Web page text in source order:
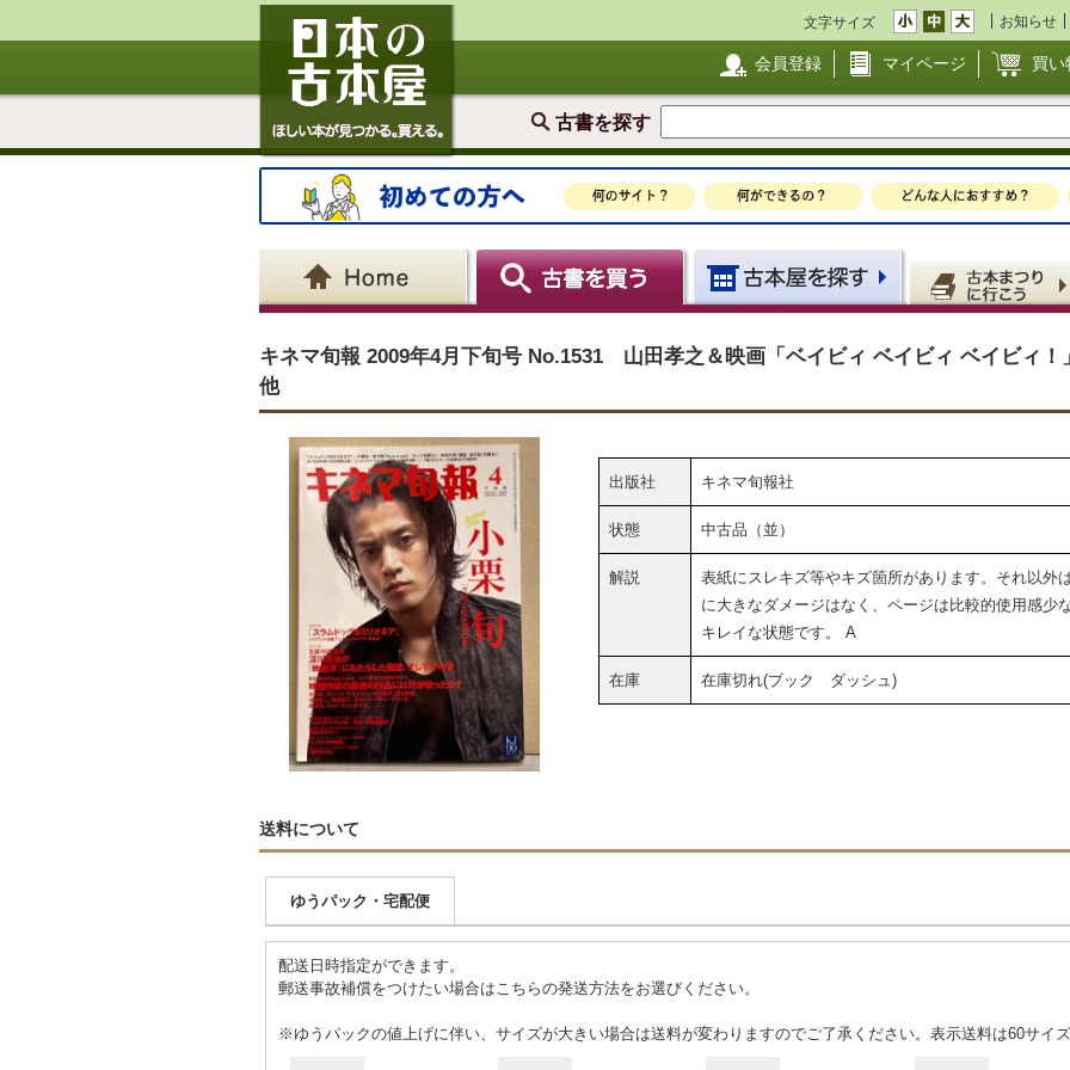
文字サイズ お知らせ
会員登録 マイページ 買い
古書を探す
キネマ旬報 2009年4月下旬号 No.1531 山田孝之＆映画「ベイビィ ベイビィ ベイビィ！
他
出版社 キネマ旬報社
状態 中古品（並）
解説
表紙にスレキズ等やキズ箇所があります。それ以外
に大きなダメージはなく、ページは比較的使用感少
キレイな状態です。 A
在庫 在庫切れ(ブック ダッシュ)
送料について
ゆうパック・宅配便
配送日時指定ができます。
郵送事故補償をつけたい場合はこちらの発送方法をお選びください。
※ゆうパックの値上げに伴い、サイズが大きい場合は送料が変わりますのでご了承ください。表示送料は60サイズ